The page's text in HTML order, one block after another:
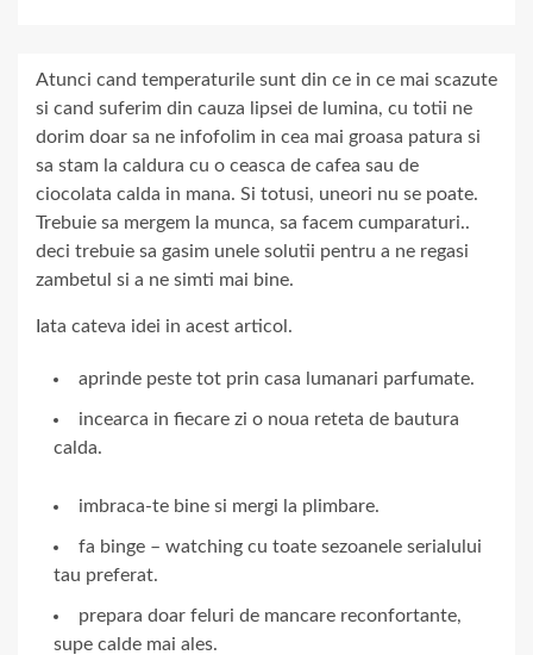
Atunci cand temperaturile sunt din ce in ce mai scazute
si cand suferim din cauza lipsei de lumina, cu totii ne
dorim doar sa ne infofolim in cea mai groasa patura si
sa stam la caldura cu o ceasca de cafea sau de
ciocolata calda in mana. Si totusi, uneori nu se poate.
Trebuie sa mergem la munca, sa facem cumparaturi..
deci trebuie sa gasim unele solutii pentru a ne regasi
zambetul si a ne simti mai bine.
Iata cateva idei in acest articol.
aprinde peste tot prin casa lumanari parfumate.
incearca in fiecare zi o noua reteta de bautura
calda.
imbraca-te bine si mergi la plimbare.
fa binge – watching cu toate sezoanele serialului
tau preferat.
prepara doar feluri de mancare reconfortante,
supe calde mai ales.